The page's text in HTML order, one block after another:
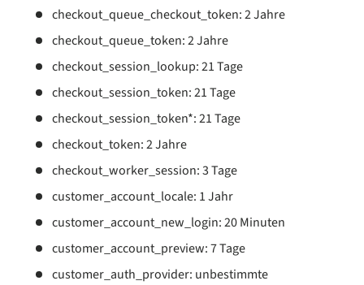
checkout_queue_checkout_token: 2 Jahre
checkout_queue_token: 2 Jahre
checkout_session_lookup: 21 Tage
checkout_session_token: 21 Tage
checkout_session_token*: 21 Tage
checkout_token: 2 Jahre
checkout_worker_session: 3 Tage
customer_account_locale: 1 Jahr
customer_account_new_login: 20 Minuten
customer_account_preview: 7 Tage
customer_auth_provider: unbestimmte